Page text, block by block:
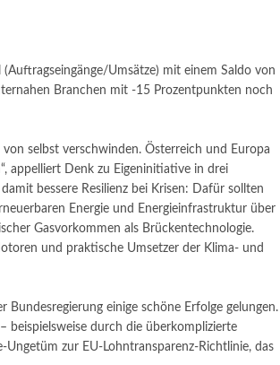
Umsätze) mit einem Saldo von
Branchen mit -15 Prozentpunkten noch
selbst verschwinden. Österreich und Europa
appelliert Denk zu Eigeninitiative in drei
bessere Resilienz bei Krisen: Dafür sollten
Energie und Energieinfrastruktur über
Gasvorkommen als Brückentechnologie.
und praktische Umsetzer der Klima- und
einige schöne Erfolge gelungen.
beispielsweise durch die überkomplizierte
zur EU-Lohntransparenz-Richtlinie, das